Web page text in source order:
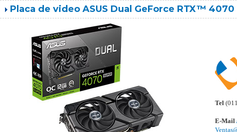
Placa de video ASUS Dual GeForce RTX™ 4070
Tel
E-Mail